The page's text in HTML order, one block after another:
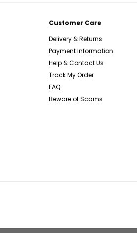
Customer Care
Delivery & Returns
Payment Information
Help & Contact Us
Track My Order
FAQ
Beware of Scams